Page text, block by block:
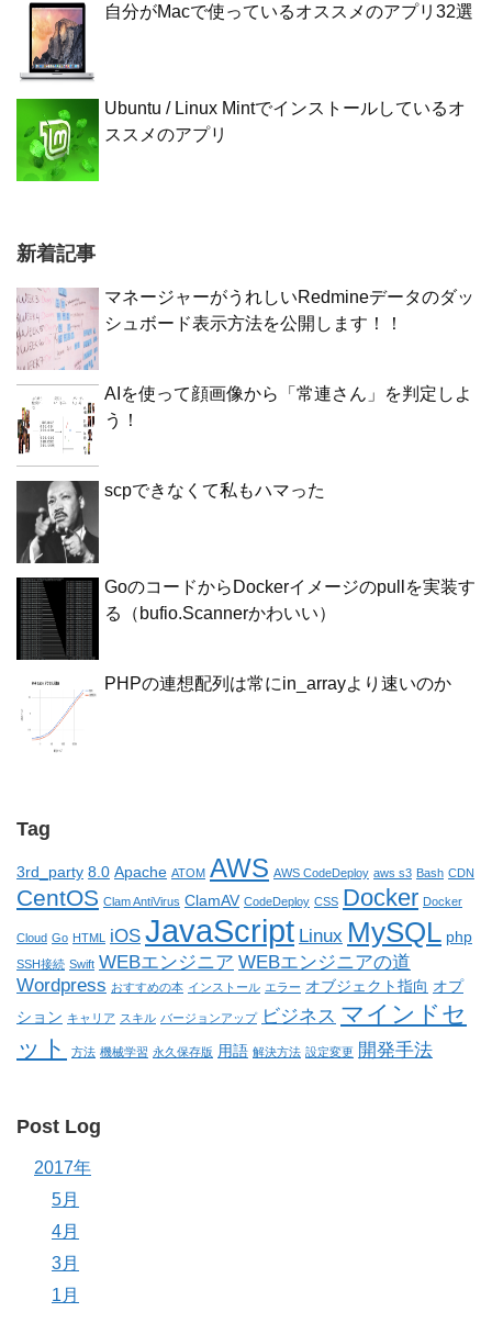
自分がMacで使っているオススメのアプリ32選
Ubuntu / Linux Mintでインストールしているオ
ススメのアプリ
新着記事
マネージャーがうれしいRedmineデータのダッ
シュボード表示方法を公開します！！
AIを使って顔画像から「常連さん」を判定しよ
う！
scpできなくて私もハマった
GoのコードからDockerイメージのpullを実装す
る（bufio.Scannerかわいい）
PHPの連想配列は常にin_arrayより速いのか
Tag
3rd_party 8.0 Apache ATOM AWS AWS CodeDeploy aws s3 Bash CDN
CentOS Clam AntiVirus ClamAV CodeDeploy CSS Docker Docker
Cloud Go HTML iOS JavaScript Linux MySQL php
SSH接続 Swift WEBエンジニア WEBエンジニアの道
Wordpress おすすめの本 インストール エラー オブジェクト指向 オプ
ション キャリア スキル バージョンアップ ビジネス マインドセ
ット
方法 機械学習 永久保存版 用語 解決方法 設定変更 開発手法
Post Log
2017年
5月
4月
3月
1月